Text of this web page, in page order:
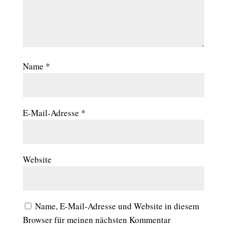
Name *
E-Mail-Adresse *
Website
Name, E-Mail-Adresse und Website in diesem
Browser für meinen nächsten Kommentar